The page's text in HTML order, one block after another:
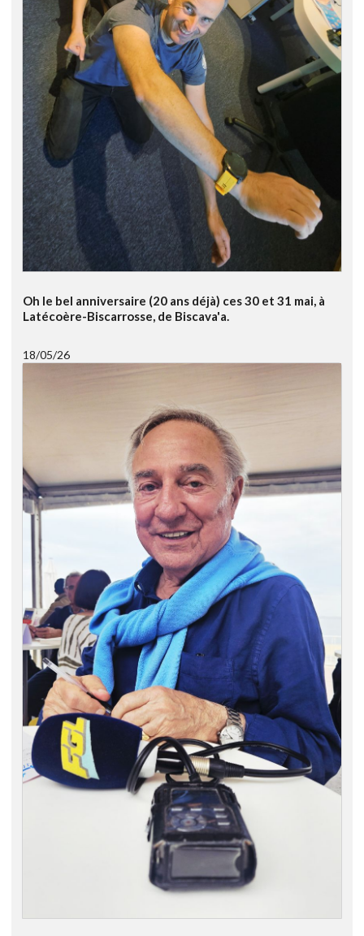
Oh le bel anniversaire (20 ans déjà) ces 30 et 31 mai, à
Latécoère-Biscarrosse, de Biscava'a.
18/05/26